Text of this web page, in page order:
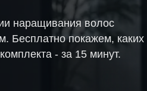
наращивания волос
Бесплатно покажем, каких
- за 15 минут.